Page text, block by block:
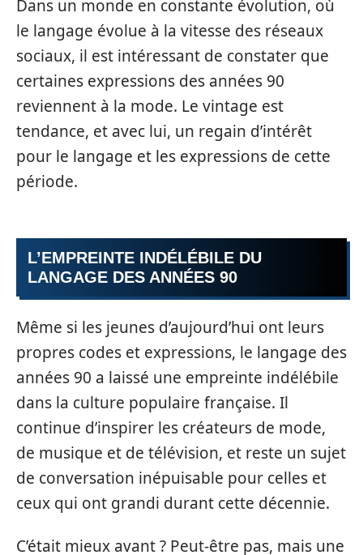
Dans un monde en constante évolution, où
le langage évolue à la vitesse des réseaux
sociaux, il est intéressant de constater que
certaines expressions des années 90
reviennent à la mode. Le vintage est
tendance, et avec lui, un regain d’intérêt
pour le langage et les expressions de cette
période.
L’EMPREINTE INDÉLÉBILE DU
LANGAGE DES ANNÉES 90
Même si les jeunes d’aujourd’hui ont leurs
propres codes et expressions, le langage des
années 90 a laissé une empreinte indélébile
dans la culture populaire française. Il
continue d’inspirer les créateurs de mode,
de musique et de télévision, et reste un sujet
de conversation inépuisable pour celles et
ceux qui ont grandi durant cette décennie.
C’était mieux avant ? Peut-être pas, mais une